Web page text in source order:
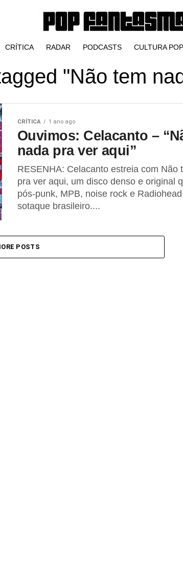
CRÍTICA RADAR PODCASTS CULTURA POP
"Não tem
CRÍTICA 1 ano ago
Ouvimos: Celacanto –
nada pra ver aqui”
RESENHA: Celacanto estreia com Não
pra ver aqui, um disco denso e original
pós-punk, MPB, noise rock e
sotaque brasileiro....
POSTS